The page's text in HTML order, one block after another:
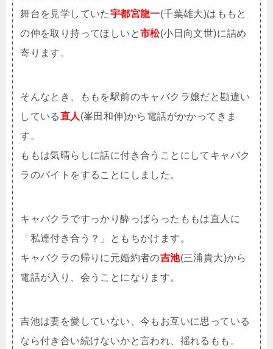
舞台を見学していた宇都宮龍一(千葉雄大)はももと
の仲を取り持ってほしいと市松(小日向文世)に詰め
寄ります。
そんなとき、ももを駅前のキャバクラ嬢だと勘違い
している直人 (峯田和伸)から電話がかかってきま
す。
ももは気晴らしに話に付き合うことにしてキャバク
ラのバイトをすることにしました。
キャバクラですっかり酔っぱらったももは直人に
「私達付き合う？」ともちかけます。
キャバクラの帰りに元婚約者の吉池(三浦貴大)から
電話が入り、会うことになります。
吉池は妻を愛していない、今もお互いに思っている
なら付き合い続けないかと言われ、揺れるもも。